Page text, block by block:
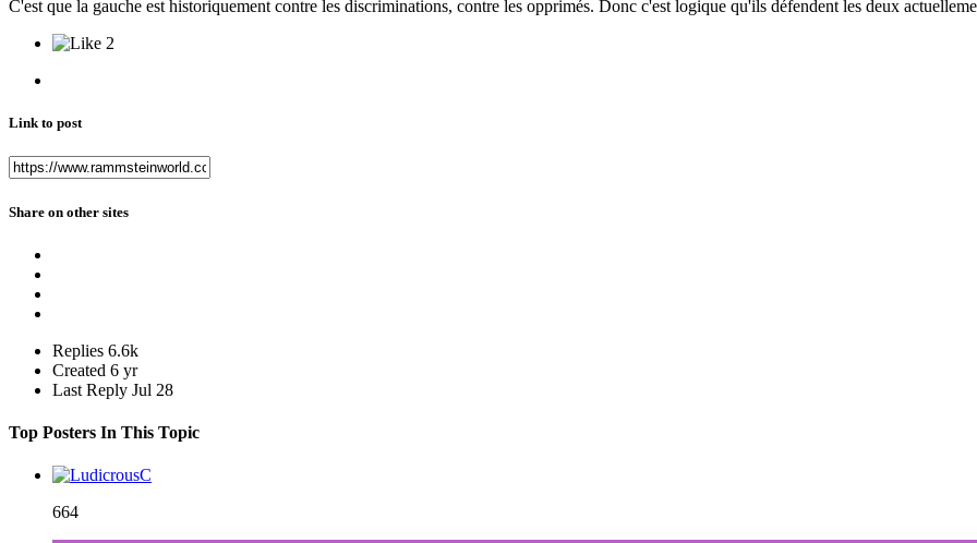
C'est que la gauche est historiquement contre les discriminations, contre les opprimés. Donc c'est logique qu'ils défendent les deux
2
Link to post
Share on other sites
Replies 6.6k
Created 6 yr
Last Reply Jul 28
Top Posters In This Topic
664